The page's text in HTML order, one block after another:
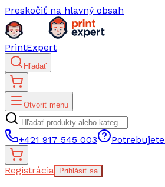
Preskočiť na hlavný obsah
PrintExpert
Hľadať
Otvoriť menu
+421 917 545 003
Registrácia Prihlásiť sa